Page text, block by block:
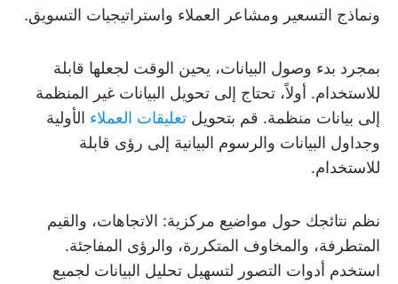
ونماذج التسعير ومشاعر العملاء واستراتيجيات التسويق.
بمجرد بدء وصول البيانات، يحين الوقت لجعلها قابلة
للاستخدام. أولاً، تحتاج إلى تحويل البيانات غير المنظمة
إلى بيانات منظمة. قم بتحويل تعليقات العملاء الأولية
وجداول البيانات والرسوم البيانية إلى رؤى قابلة
للاستخدام.
نظم نتائجك حول مواضيع مركزية: الاتجاهات، والقيم
المتطرفة، والمخاوف المتكررة، والرؤى المفاجئة.
استخدم أدوات التصور لتسهيل تحليل البيانات لجميع